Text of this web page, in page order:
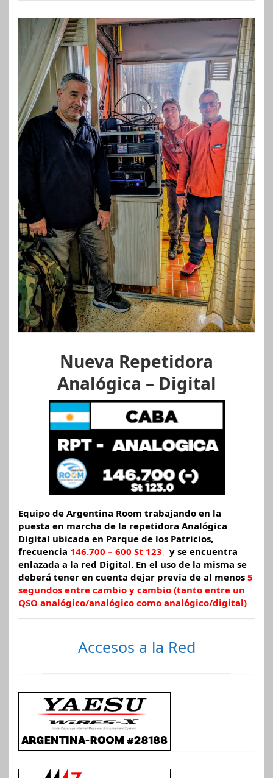
Nueva Repetidora
Analógica – Digital
Equipo de Argentina Room trabajando en la
puesta en marcha de la repetidora Analógica
Digital ubicada en Parque de los Patricios,
frecuencia 146.700 – 600 St 123, y se encuentra
enlazada a la red Digital. En el uso de la misma se
deberá tener en cuenta dejar previa de al menos 5
segundos entre cambio y cambio (tanto entre un
QSO analógico/analógico como analógico/digital)
Accesos a la Red